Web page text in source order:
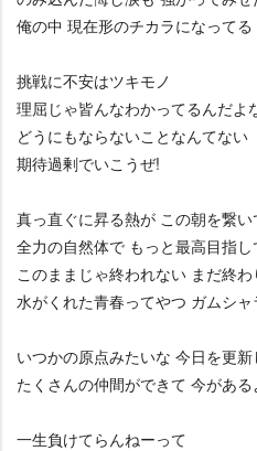
俺の中 現在形のチカラになってる
挑戦に不安はツキモノ
理屈じゃ皆んなわかってるんだよ
どうにもならないことなんてない
期待過剰でいこうぜ!
真っ直ぐに昇る熱が この朝を繋い
全力の自然体で もっと最高目指し
このままじゃ終われない まだ終
水がくれた青春ってやつ ガムシ
いつかの原点みたいな 今日を更新
たくさんの仲間ができて 今がある
一生負けてらんねーって